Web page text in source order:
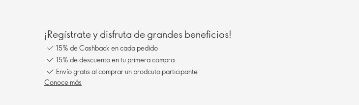
¡Regístrate y disfruta de grandes beneficios!
15% de Cashback en cada pedido
15% de descuento en tu primera compra
Envío gratis al comprar un prodcuto participante
Conoce más